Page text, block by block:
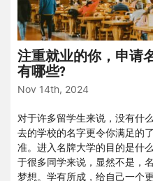
注重就业的你，申请
有哪些?
Nov 14th, 2024
对于许多留学生来说，没有什
去的学校的名字更令你满足的
准。进入名牌大学的目的是什
于很多同学来说，显然不是，
梦想。学有所成，给自己一个